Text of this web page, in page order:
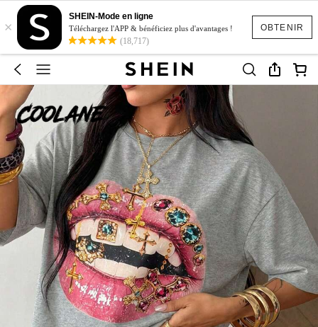
OBTENIR
×
SHEIN-Mode en ligne
Téléchargez l'APP & bénéficiez plus d'avantages !
(18,717)